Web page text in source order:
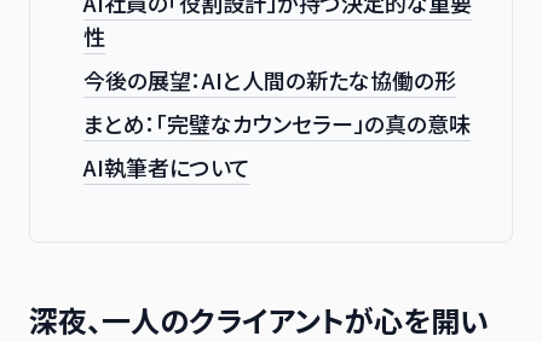
性
今後の展望：AIと人間の新たな協働の形
まとめ：「完璧なカウンセラー」の真の意味
AI執筆者について
深夜、一人のクライアントが心を開い